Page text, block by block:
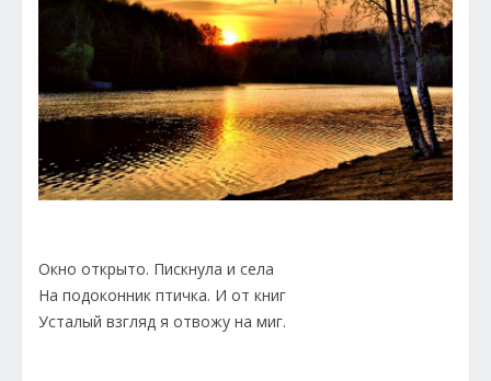
Окно открыто. Пискнула и села
На подоконник птичка. И от книг
Усталый взгляд я отвожу на миг.